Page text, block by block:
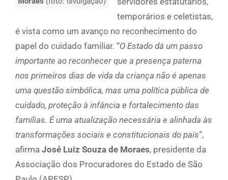
temporários e celetistas,
é vista como um avanço no reconhecimento do
papel do cuidado familiar. “O Estado dá um passo
importante ao reconhecer que a presença paterna
nos primeiros dias de vida da criança não é apenas
uma questão simbólica, mas uma política pública de
cuidado, proteção à infância e fortalecimento das
famílias. É uma atualização necessária e alinhada às
transformações sociais e constitucionais do país”,
afirma José Luiz Souza de Moraes, presidente da
Associação dos Procuradores do Estado de São